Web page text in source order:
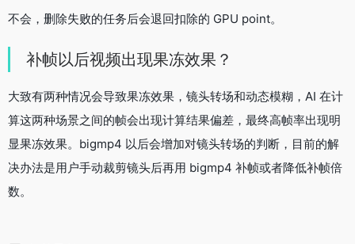
不会，删除失败的任务后会退回扣除的 GPU point。
补帧以后视频出现果冻效果？
大致有两种情况会导致果冻效果，镜头转场和动态模糊，AI 在计
算这两种场景之间的帧会出现计算结果偏差，最终高帧率出现明
显果冻效果。bigmp4 以后会增加对镜头转场的判断，目前的解
决办法是用户手动裁剪镜头后再用 bigmp4 补帧或者降低补帧倍
数。